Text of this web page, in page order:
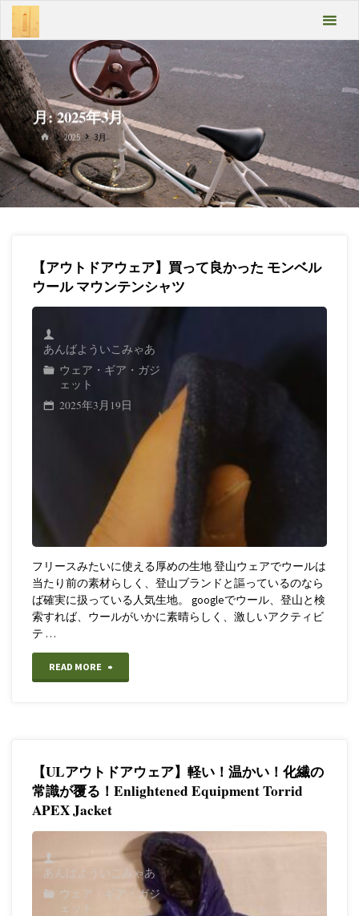
テ
ン
ツ
へ
ス
キ
ッ
プ
ばよ
うい
こみ
ゃあ
Take
it
月:2025年3月
ホ
ー
ム
2025 3月
【アウトドアウェア】買って良かった モンベル
ウール マウンテンシャツ
あんばよういこみゃあ
ウェア・ギア・ガジ
ェット
2025年3月19日
フリースみたいに使える厚めの生地 登山ウェアでウールは
当たり前の素材らしく、登山ブランドと謳っているのなら
ば確実に扱っている人気生地。 googleでウール、登山と検
索すれば、ウールがいかに素晴らしく、激しいアクティビ
テ …
READ MORE "【ア
ア
ウ
ア】
【ULアウトドアウェア】軽い！温かい！化繊の
常識が覆る！Enlightened Equipment Torrid
APEX Jacket
あんばよういこみゃあ
ウェア・ギア・ガジ
ェット